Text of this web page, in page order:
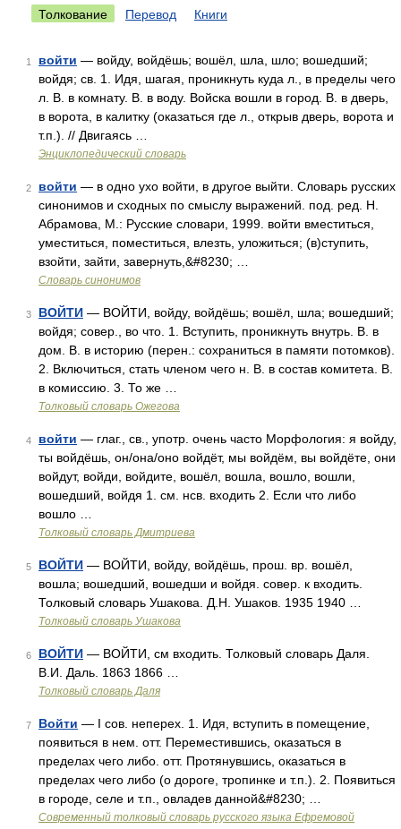
Толкование Перевод Книги
1 войти — войду, войдёшь; вошёл, шла, шло; вошедший;
войдя; св. 1. Идя, шагая, проникнуть куда л., в пределы чего
л. В. в комнату. В. в воду. Войска вошли в город. В. в дверь,
в ворота, в калитку (оказаться где л., открыв дверь, ворота и
т.п.). // Двигаясь …
Энциклопедический словарь
2 войти — в одно ухо войти, в другое выйти. Словарь русских
синонимов и сходных по смыслу выражений. под. ред. Н.
Абрамова, М.: Русские словари, 1999. войти вместиться,
уместиться, поместиться, влезть, уложиться; (в)ступить,
взойти, зайти, завернуть,&#8230; …
Словарь синонимов
3 ВОЙТИ — ВОЙТИ, войду, войдёшь; вошёл, шла; вошедший;
войдя; совер., во что. 1. Вступить, проникнуть внутрь. В. в
дом. В. в историю (перен.: сохраниться в памяти потомков).
2. Включиться, стать членом чего н. В. в состав комитета. В.
в комиссию. 3. То же …
Толковый словарь Ожегова
4 войти — глаг., св., употр. очень часто Морфология: я войду,
ты войдёшь, он/она/оно войдёт, мы войдём, вы войдёте, они
войдут, войди, войдите, вошёл, вошла, вошло, вошли,
вошедший, войдя 1. см. нсв. входить 2. Если что либо
вошло …
Толковый словарь Дмитриева
5 ВОЙТИ — ВОЙТИ, войду, войдёшь, прош. вр. вошёл,
вошла; вошедший, вошедши и войдя. совер. к входить.
Толковый словарь Ушакова. Д.Н. Ушаков. 1935 1940 …
Толковый словарь Ушакова
6 ВОЙТИ — ВОЙТИ, см входить. Толковый словарь Даля.
В.И. Даль. 1863 1866 …
Толковый словарь Даля
7 Войти — I сов. неперех. 1. Идя, вступить в помещение,
появиться в нем. отт. Переместившись, оказаться в
пределах чего либо. отт. Протянувшись, оказаться в
пределах чего либо (о дороге, тропинке и т.п.). 2. Появиться
в городе, селе и т.п., овладев данной&#8230; …
Современный толковый словарь русского языка Ефремовой